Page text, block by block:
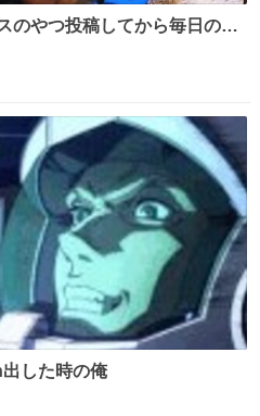
のやつ投稿してから毎日のよ
らってる。SNS効果凄い。俺
ありがとうございます🫡
した時の俺